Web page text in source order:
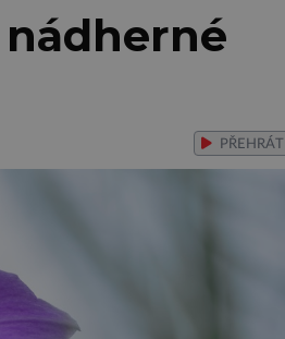
PŘEHRÁT